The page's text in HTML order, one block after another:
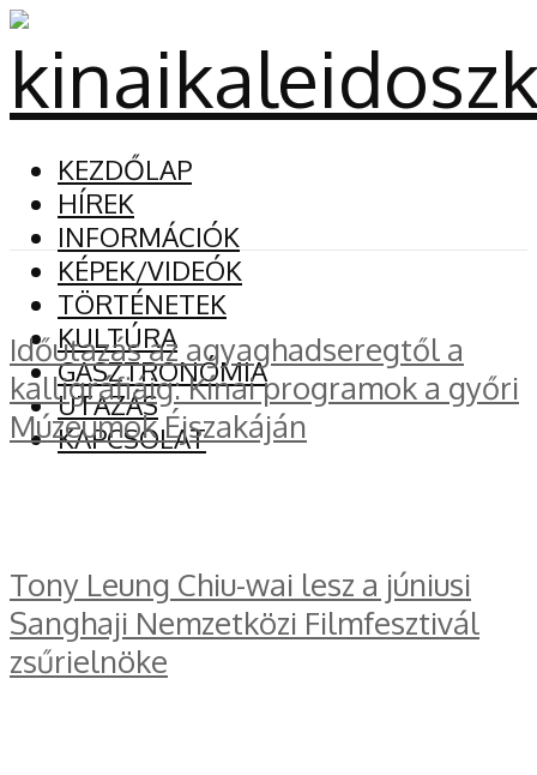
KEZDŐLAP
HÍREK
INFORMÁCIÓK
KÉPEK/VIDEÓK
TÖRTÉNETEK
KULTÚRA
GASZTRONÓMIA
UTAZÁS
KAPCSOLAT
Időutazás az agyaghadseregtől a
kalligráfiáig: Kínai programok a győri
Múzeumok Éjszakáján
Tony Leung Chiu-wai lesz a júniusi
Sanghaji Nemzetközi Filmfesztivál
zsűrielnöke